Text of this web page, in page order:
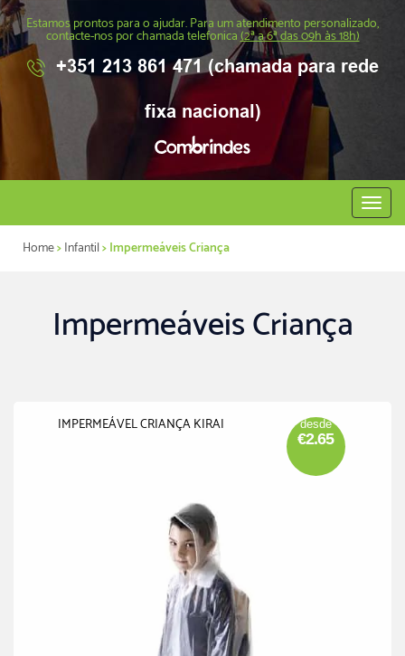
Estamos prontos para o ajudar. Para um atendimento personalizado,
contacte-nos por chamada telefonica(2ª a 6ª das 09h às 18h)
+351 213 861 471 (chamada para rede
fixa nacional)
Abrir
menu
Home>Infantil> Impermeáveis Criança
Impermeáveis Criança
IMPERMEÁVEL CRIANÇA KIRAI desde
€2.65